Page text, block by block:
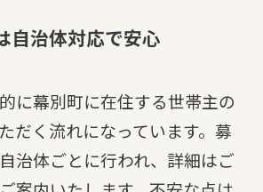
自治体対応で安心
に幕別町に在住する世帯主の
だく流れになっています。募
治体ごとに行われ、詳細はご